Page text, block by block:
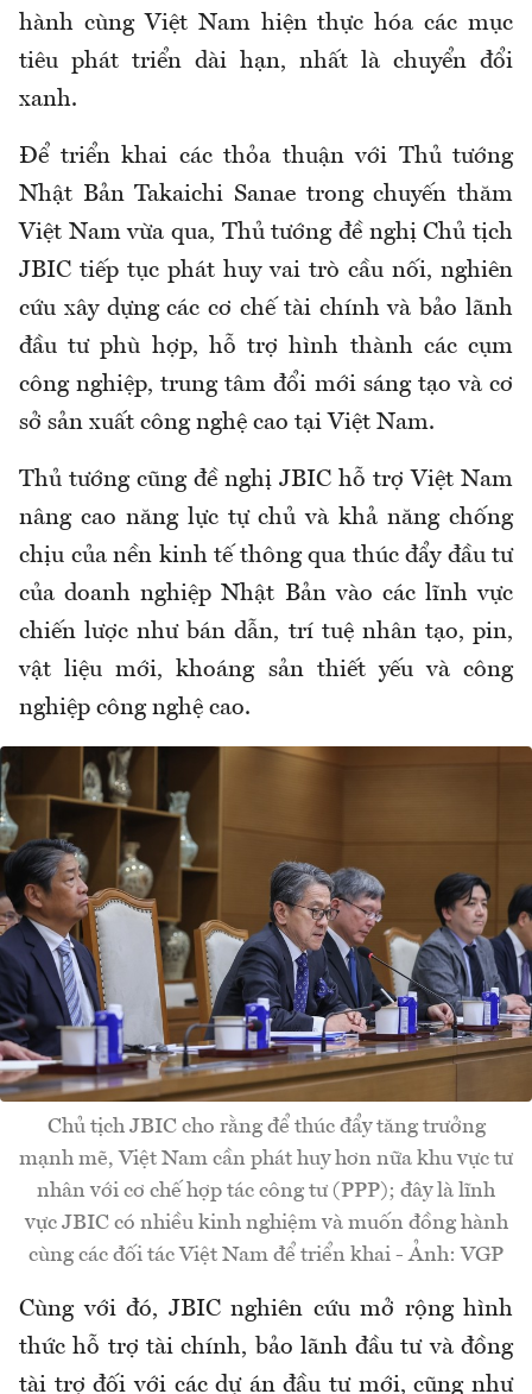
hành cùng Việt Nam hiện thực hóa các mục
tiêu phát triển dài hạn, nhất là chuyển đổi
xanh.
Để triển khai các thỏa thuận với Thủ tướng
Nhật Bản Takaichi Sanae trong chuyến thăm
Việt Nam vừa qua, Thủ tướng đề nghị Chủ tịch
JBIC tiếp tục phát huy vai trò cầu nối, nghiên
cứu xây dựng các cơ chế tài chính và bảo lãnh
đầu tư phù hợp, hỗ trợ hình thành các cụm
công nghiệp, trung tâm đổi mới sáng tạo và cơ
sở sản xuất công nghệ cao tại Việt Nam.
Thủ tướng cũng đề nghị JBIC hỗ trợ Việt Nam
nâng cao năng lực tự chủ và khả năng chống
chịu của nền kinh tế thông qua thúc đẩy đầu tư
của doanh nghiệp Nhật Bản vào các lĩnh vực
chiến lược như bán dẫn, trí tuệ nhân tạo, pin,
vật liệu mới, khoáng sản thiết yếu và công
nghiệp công nghệ cao.
Chủ tịch JBIC cho rằng để thúc đẩy tăng trưởng
mạnh mẽ, Việt Nam cần phát huy hơn nữa khu vực tư
nhân với cơ chế hợp tác công tư (PPP); đây là lĩnh
vực JBIC có nhiều kinh nghiệm và muốn đồng hành
cùng các đối tác Việt Nam để triển khai - Ảnh: VGP
Cùng với đó, JBIC nghiên cứu mở rộng hình
thức hỗ trợ tài chính, bảo lãnh đầu tư và đồng
tài trợ đối với các dự án đầu tư mới, cũng như